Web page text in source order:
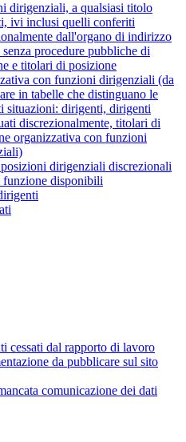
dirigenziali, a qualsiasi titolo
ivi inclusi quelli conferiti
dall'organo di indirizzo
procedure pubbliche di
e titolari di posizione
con funzioni dirigenziali (da
in tabelle che distinguano le
situazioni: dirigenti, dirigenti
discrezionalmente, titolari di
organizzativa con funzioni
dirigenziali discrezionali
funzione disponibili
cessati dal rapporto di lavoro
da pubblicare sul sito
comunicazione dei dati